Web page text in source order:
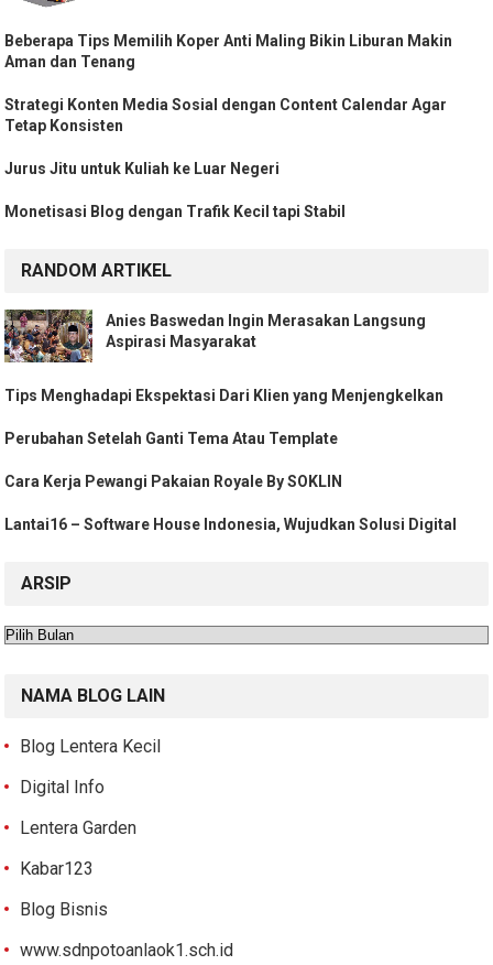
Beberapa Tips Memilih Koper Anti Maling Bikin Liburan Makin
Aman dan Tenang
Strategi Konten Media Sosial dengan Content Calendar Agar
Tetap Konsisten
Jurus Jitu untuk Kuliah ke Luar Negeri
Monetisasi Blog dengan Trafik Kecil tapi Stabil
RANDOM ARTIKEL
Anies Baswedan Ingin Merasakan Langsung
Aspirasi Masyarakat
Tips Menghadapi Ekspektasi Dari Klien yang Menjengkelkan
Perubahan Setelah Ganti Tema Atau Template
Cara Kerja Pewangi Pakaian Royale By SOKLIN
Lantai16 – Software House Indonesia, Wujudkan Solusi Digital
ARSIP
Arsip
NAMA BLOG LAIN
Blog Lentera Kecil
Digital Info
Lentera Garden
Kabar123
Blog Bisnis
www.sdnpotoanlaok1.sch.id